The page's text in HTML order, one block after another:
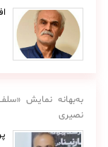
به‌بهانه نمایش
نصیری